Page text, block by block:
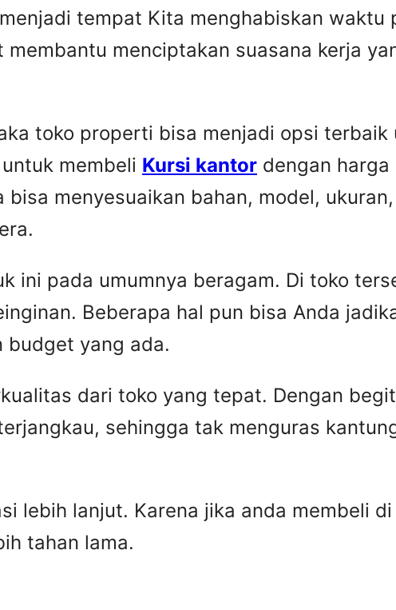
tempat Kita menghabiskan waktu
menciptakan suasana kerja
toko properti bisa menjadi opsi terbaik
membeli Kursi kantor dengan harga
menyesuaikan bahan, model,
ini pada umumnya beragam. Di toko
Beberapa hal pun bisa Anda
budget yang ada.
dari toko yang tepat. Dengan
sehingga tak menguras
lebih lanjut. Karena jika anda membeli
tahan lama.